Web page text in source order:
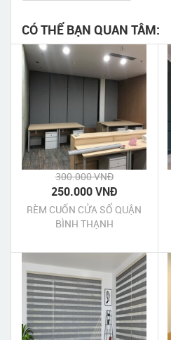
CÓ THỂ BẠN QUAN TÂM:
300.000 VNĐ
250.000 VNĐ
RÈM CUỐN CỬA SỔ QUẬN
BÌNH THẠNH